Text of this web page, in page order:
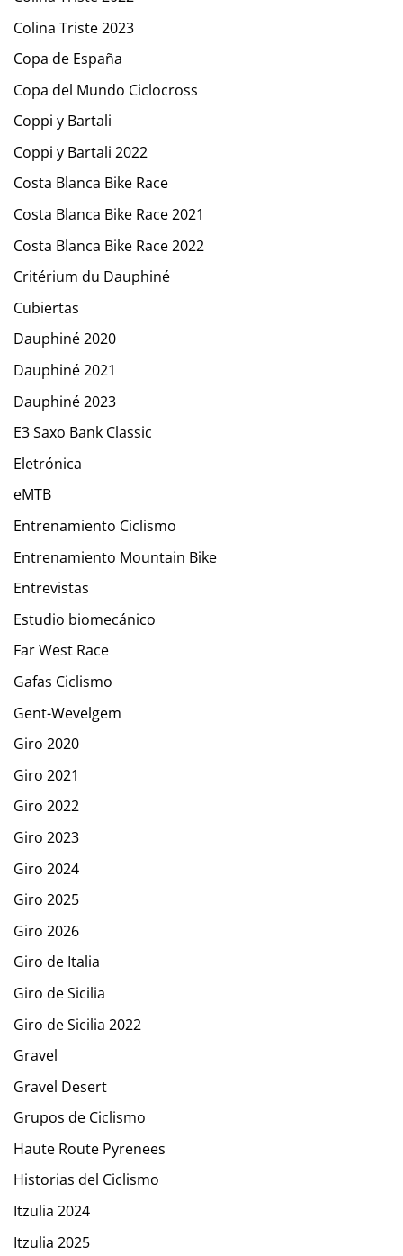
Colina Triste 2023
Copa de España
Copa del Mundo Ciclocross
Coppi y Bartali
Coppi y Bartali 2022
Costa Blanca Bike Race
Costa Blanca Bike Race 2021
Costa Blanca Bike Race 2022
Critérium du Dauphiné
Cubiertas
Dauphiné 2020
Dauphiné 2021
Dauphiné 2023
E3 Saxo Bank Classic
Eletrónica
eMTB
Entrenamiento Ciclismo
Entrenamiento Mountain Bike
Entrevistas
Estudio biomecánico
Far West Race
Gafas Ciclismo
Gent-Wevelgem
Giro 2020
Giro 2021
Giro 2022
Giro 2023
Giro 2024
Giro 2025
Giro 2026
Giro de Italia
Giro de Sicilia
Giro de Sicilia 2022
Gravel
Gravel Desert
Grupos de Ciclismo
Haute Route Pyrenees
Historias del Ciclismo
Itzulia 2024
Itzulia 2025